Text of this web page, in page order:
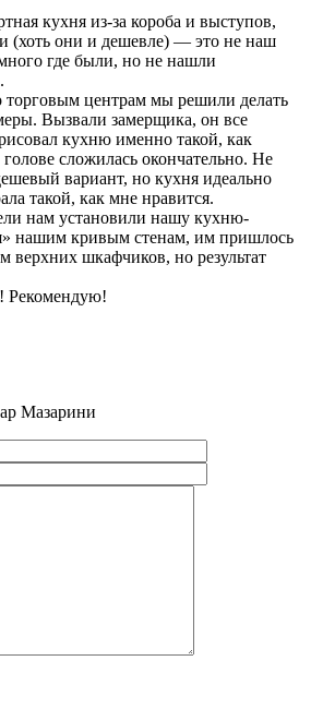
кухня из-за короба и выступов,
(хоть они и дешевле) — это не наш
где были, но не нашли
торговым центрам мы решили делать
Вызвали замерщика, он все
кухню именно такой, как
сложилась окончательно. Не
вариант, но кухня идеально
такой, как мне нравится.
нам установили нашу кухню-
нашим кривым стенам, им пришлось
верхних шкафчиков, но результат
Рекомендую!
Мазарини